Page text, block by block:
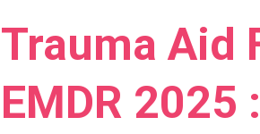
Trauma Aid
EMDR 2025